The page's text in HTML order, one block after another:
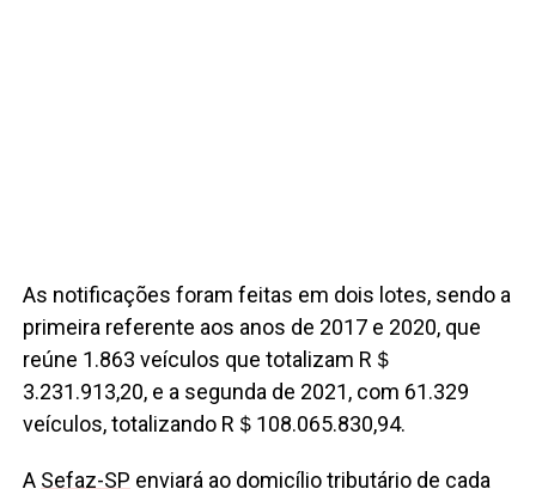
As notificações foram feitas em dois lotes, sendo a
primeira referente aos anos de 2017 e 2020, que
reúne 1.863 veículos que totalizam R＄
3.231.913,20, e a segunda de 2021, com 61.329
veículos, totalizando R＄108.065.830,94.
A Sefaz-SP enviará ao domicílio tributário de cada